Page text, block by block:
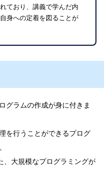
ており、講義で学んだ内
身への定着を図ることが
グラムの作成が身に付きま
を行うことができるプログ
、大規模なプログラミングが